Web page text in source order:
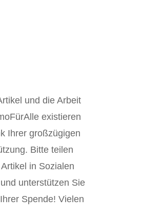
und die Arbeit
existieren
Ihrer großzügigen
Bitte teilen
in Sozialen
unterstützen Sie
Spende! Vielen